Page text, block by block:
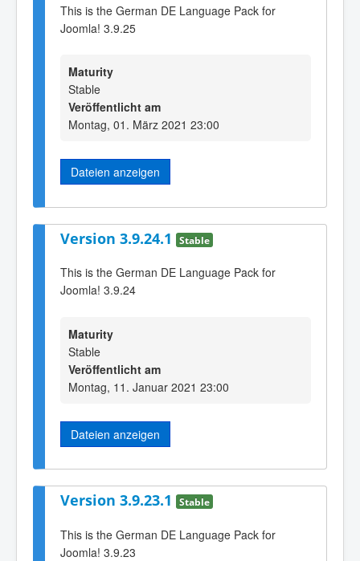
This is the German DE Language Pack for
Joomla! 3.9.25
Maturity
Stable
Veröffentlicht am
Montag, 01. März 2021 23:00
Dateien anzeigen
Version 3.9.24.1 Stable
This is the German DE Language Pack for
Joomla! 3.9.24
Maturity
Stable
Veröffentlicht am
Montag, 11. Januar 2021 23:00
Dateien anzeigen
Version 3.9.23.1 Stable
This is the German DE Language Pack for
Joomla! 3.9.23